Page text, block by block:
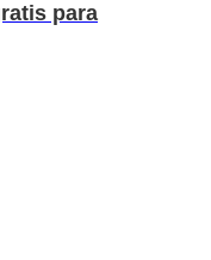
para